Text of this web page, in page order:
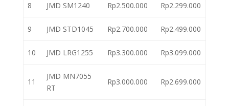
8 JMD SM1240 Rp2.500.000 Rp2.299.000
9 JMD STD1045 Rp2.700.000 Rp2.499.000
10 JMD LRG1255 Rp3.300.000 Rp3.099.000
11
JMD MN7055
RT
Rp3.000.000 Rp2.699.000